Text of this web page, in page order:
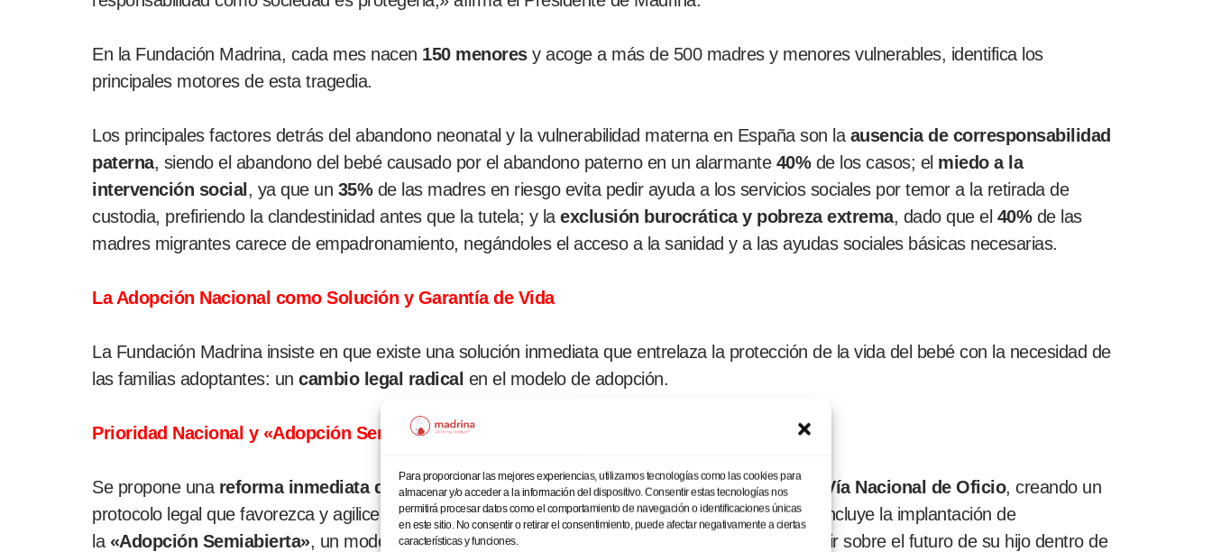
Para proporcionar las mejores experiencias, utilizamos tecnologías como las cookies para
almacenar y/o acceder a la información del dispositivo. Consentir estas tecnologías nos
permitirá procesar datos como el comportamiento de navegación o identificaciones únicas
en este sitio. No consentir o retirar el consentimiento, puede afectar negativamente a ciertas
características y funciones.
En la Fundación Madrina, cada mes nacen 150 menoresy acoge a más de 500 madres y menores vulnerables, identifica los
principales motores de esta tragedia.
Los principales factores detrás del abandono neonatal y la vulnerabilidad materna en España son la ausencia de corresponsabilidad
paterna, siendo el abandono del bebé causado por el abandono paterno en un alarmante 40%de los casos; el miedo a la
intervención social , ya que un 35%de las madres en riesgo evita pedir ayuda a los servicios sociales por temor a la retirada de
custodia, prefiriendo la clandestinidad antes que la tutela; y la exclusión burocrática y pobreza extrema, dado que el 40%de las
madres migrantes carece de empadronamiento, negándoles el acceso a la sanidad y a las ayudas sociales básicas necesarias.
La Adopción Nacional como Solución y Garantía de Vida
La Fundación Madrina insiste en que existe una solución inmediata que entrelaza la protección de la vida del bebé con la necesidad de
las familias adoptantes: un cambio legal radical en el modelo de adopción.
Prioridad Nacional y «Adopción Semiabierta»: aumento del 10% de adopciones
Se propone una reforma inmediata de la Ley de Adopciónpara establecer laPrioridad de la Vía Nacional de Oficio, creando un
protocolo legal que favorezca y agilice la Adopción Nacional sobre la Internacional. Esta reforma incluye la implantación de
la «Adopción Semiabierta», un modelo que permite a la madre biológica (madre donante) decidir sobre el futuro de su hijo dentro de